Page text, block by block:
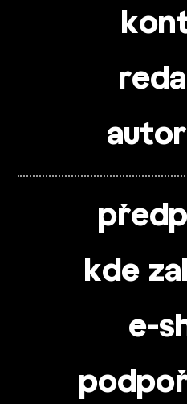
kde
e-